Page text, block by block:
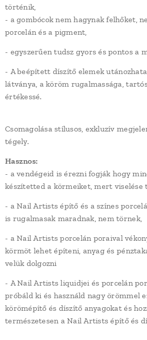
történik,
- a gombócok nem hagynak felhőket,
porcelán és a pigment,
- egyszerűen tudsz gyors és pontos a
- A beépített díszítő elemek
látványa, a köröm rugalmassága,
értékessé.
Csomagolása stílusos, exkluzív
tégely.
Hasznos:
- a vendégeid is érezni fogják hogy
készítetted a körmeiket, mert viselése
- a Nail Artists építő és a színes
is rugalmasak maradnak, nem törnek,
- a Nail Artists porcelán poraival
körmöt lehet építeni, anyag és
velük dolgozni
- A Nail Artists liquidjei és porcelán
próbáld ki és használd nagy örömmel
körömépítő és díszítő anyagokat és
természetesen a Nail Artists építő és